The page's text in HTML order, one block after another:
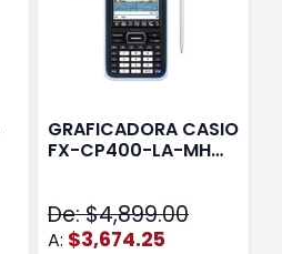
GRAFICADORA CASIO
FX-CP400-LA-MH
De: $4,899.00
A: $3,674.25